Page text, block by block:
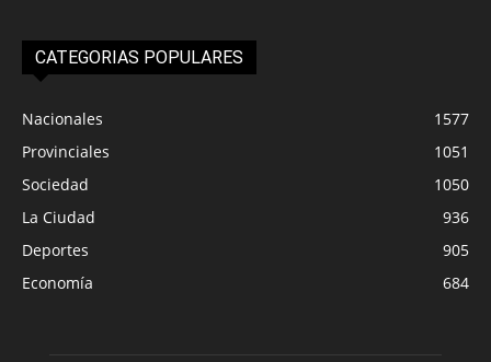
CATEGORIAS POPULARES
Nacionales
1577
Provinciales
1051
Sociedad
1050
La Ciudad
936
Deportes
905
Economía
684